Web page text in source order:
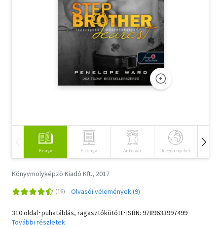
Szótár, nyelvkönyv
Természettudomány
Vallás
Könyv E-könyv Antikvár Idegen nyelvű
Könyvmolyképző Kiadó Kft., 2017
Olvasói vélemények (9)
310 oldal･puhatáblás, ragasztókötött･ISBN: 9789633997499
További részletek